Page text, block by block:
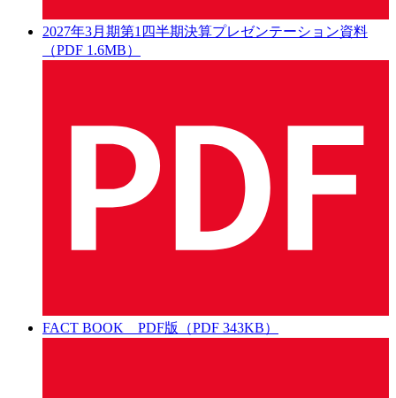
2027年3月期第1四半期決算プレゼンテーション資料
（PDF 1.6MB）
FACT BOOK PDF版（PDF 343KB）